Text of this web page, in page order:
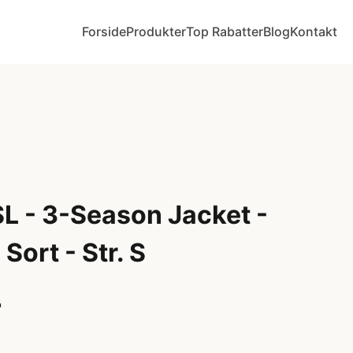
ForsideProdukterTop RabatterBlogKontakt
- 3-Season Jacket -
- Str. S